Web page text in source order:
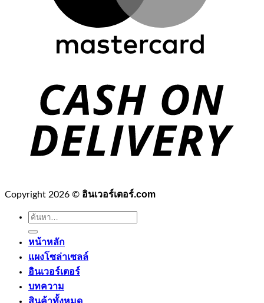
Copyright 2026 © อินเวอร์เตอร์.com
ค้นหา:
หน้าหลัก
แผงโซล่าเซลล์
อินเวอร์เตอร์
บทความ
สินค้าทั้งหมด